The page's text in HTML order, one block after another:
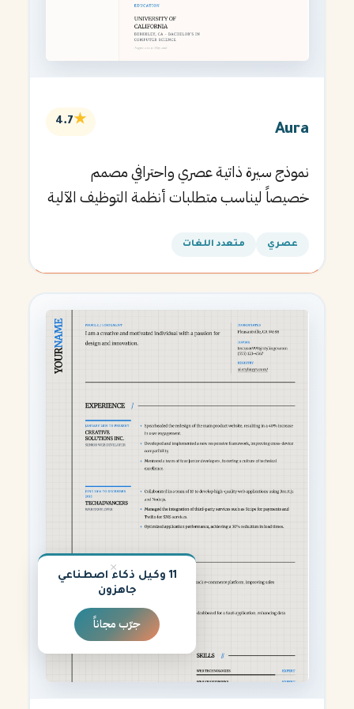
Aura
★
4.7
نموذج سيرة ذاتية عصري واحترافي مصمم
خصيصاً ليناسب متطلبات أنظمة التوظيف الآلية
عصري متعدد اللغات
×
11 وكيل ذكاء اصطناعي
جاهزون
جرّب مجاناً